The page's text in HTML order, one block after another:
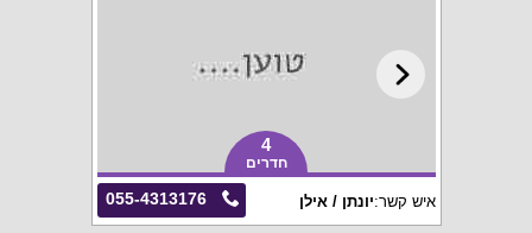
4
חדרים
055-4313176 איש קשר:יונתן / אילן